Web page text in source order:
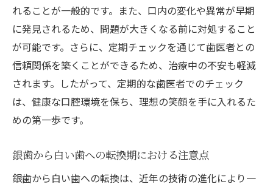
れることが一般的です。また、口内の変化や異常が早期
に発見されるため、問題が大きくなる前に対処すること
が可能です。さらに、定期チェックを通じて歯医者との
信頼関係を築くことができるため、治療中の不安も軽減
されます。したがって、定期的な歯医者でのチェック
は、健康な口腔環境を保ち、理想の笑顔を手に入れるた
めの第一歩です。
銀歯から白い歯への転換期における注意点
銀歯から白い歯への転換は、近年の技術の進化により一